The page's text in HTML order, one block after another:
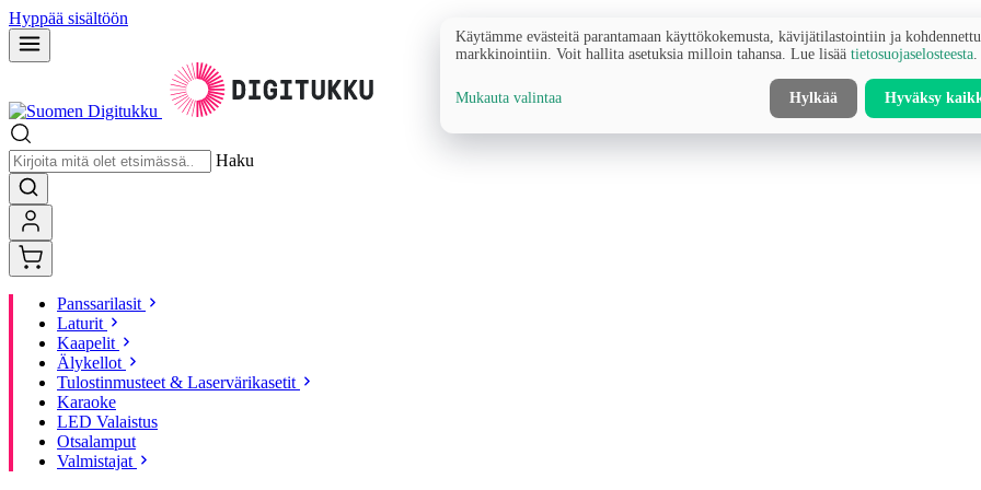
Hyppää sisältöön
Haku
Panssarilasit
Laturit
Kaapelit
Älykellot
Tulostinmusteet & Laservärikasetit
Karaoke
LED Valaistus
Otsalamput
Valmistajat
Käytämme evästeitä parantamaan käyttökokemusta, kävijätilastointiin ja
markkinointiin. Voit hallita asetuksia milloin tahansa. Lue lisää tietosuojaselosteesta
Mukauta valintaa Hylkää Hyväksy